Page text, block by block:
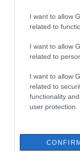
I want to allow
related to
I want to allow
related to
I want to allow
related to
functionality
user protection.